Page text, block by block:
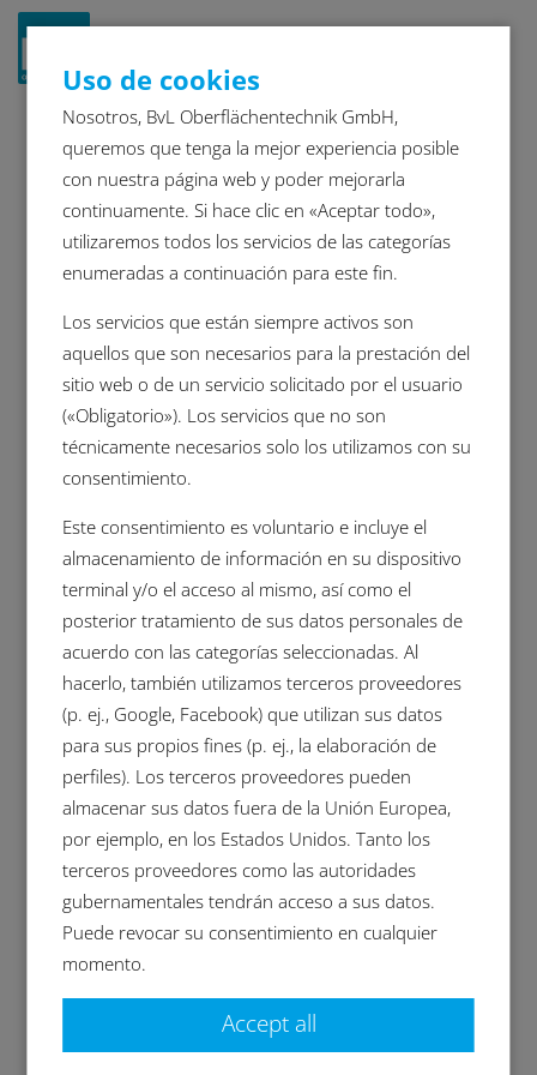
Soluciones de limpieza a
medida para la tecnología
de mecanizado
BvL ofrece una amplia gama de
precisa
La fabricación con arranque de material
mediante fresado y torneado es un paso
fundamental en los procesos de producción
de los más diversos sectores industriales.
Durante estas operaciones de mecanizado
del metal, se producen impurezas variadas.
Después de completar la fabricación de
componentes de precisión o antes de
destinarlos a otros procesos de producción
posteriores, es imprescindible garantizar
una limpieza fiable de dichos componentes.
Solo así se podrán evitar costosas mermas
de calidad y descartes de productos. BVL
Oberflächentechnik GmbH ofrece una
amplia gama de equipos de limpieza para
satisfacer las distintas exigencias.
Presentamos una pequeña selección de
entre la gran variedad de equipos
disponibles.
Geyser elimina las rebabas difíciles con alta
Uso de cookies
Nosotros, BvL Oberflächentechnik GmbH,
queremos que tenga la mejor experiencia posible
con nuestra página web y poder mejorarla
continuamente. Si hace clic en «Aceptar todo»,
utilizaremos todos los servicios de las categorías
enumeradas a continuación para este fin.
Los servicios que están siempre activos son
aquellos que son necesarios para la prestación del
sitio web o de un servicio solicitado por el usuario
(«Obligatorio»). Los servicios que no son
técnicamente necesarios solo los utilizamos con su
consentimiento.
Este consentimiento es voluntario e incluye el
almacenamiento de información en su dispositivo
terminal y/o el acceso al mismo, así como el
posterior tratamiento de sus datos personales de
acuerdo con las categorías seleccionadas. Al
hacerlo, también utilizamos terceros proveedores
(p. ej., Google, Facebook) que utilizan sus datos
para sus propios fines (p. ej., la elaboración de
perfiles). Los terceros proveedores pueden
almacenar sus datos fuera de la Unión Europea,
por ejemplo, en los Estados Unidos. Tanto los
terceros proveedores como las autoridades
gubernamentales tendrán acceso a sus datos.
Puede revocar su consentimiento en cualquier
momento.
Accept all